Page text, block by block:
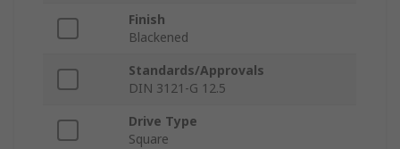
Finish
Blackened
Standards/Approvals
DIN 3121-G 12.5
Drive Type
Square